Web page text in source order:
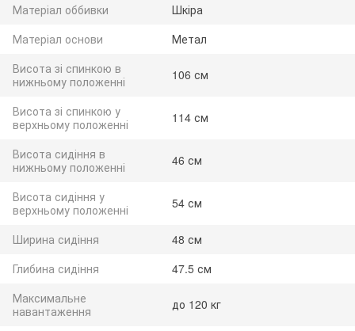
Матеріал оббивки
Шкіра
Матеріал основи
Метал
Висота зі спинкою в
нижньому положенні
106 см
Висота зі спинкою у
верхньому положенні
114 см
Висота сидіння в
нижньому положенні
46 см
Висота сидіння у
верхньому положенні
54 см
Ширина сидіння
48 см
Глибина сидіння
47.5 см
Максимальне
навантаження
до 120 кг